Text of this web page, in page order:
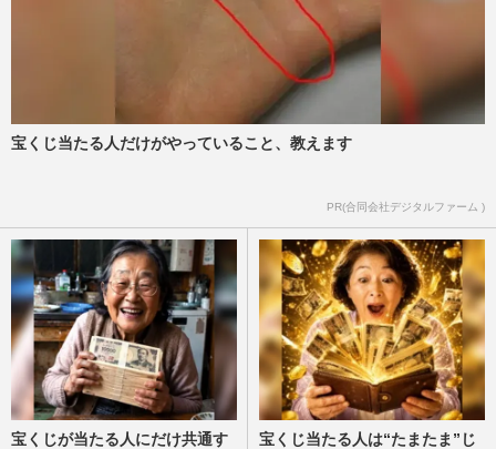
宝くじ当たる人だけがやっていること、教えます
PR(合同会社デジタルファーム )
宝くじが当たる人にだけ共通す
宝くじ当たる人は“たまたま”じ